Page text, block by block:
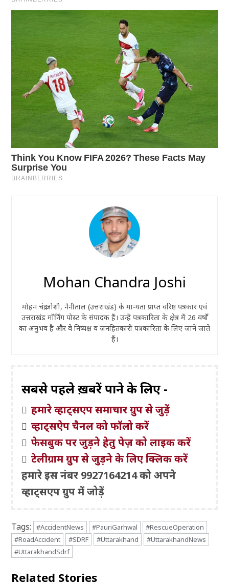
Mohan Chandra Joshi
मोहन चंद्र जोशी, नैनीताल (उत्तराखंड) के मान्यता प्राप्त वरिष्ठ पत्रकार एवं
उत्तराखंड मॉर्निंग पोस्ट के संपादक हैं। उन्हें पत्रकारिता के क्षेत्र में 26 वर्षों
का अनुभव है और वे निष्पक्ष व जनहितकारी पत्रकारिता के लिए जाने जाते
हैं।
सबसे पहले ख़बरें पाने के लिए -
हमारे व्हाट्सएप समाचार ग्रुप से जुड़ें
व्हाट्सऐप चैनल को फॉलो करें
फेसबुक पर जुड़ने हेतु पेज़ को लाइक करें
टेलीग्राम ग्रुप से जुड़ने के लिए क्लिक करें
हमारे इस नंबर 9927164214 को अपने
व्हाट्सएप ग्रुप में जोड़ें
Tags: #AccidentNews #PauriGarhwal
#RescueOperation
#RoadAccident
#SDRF #Uttarakhand
#UttarakhandNews
#UttarakhandSdrf
Related Stories